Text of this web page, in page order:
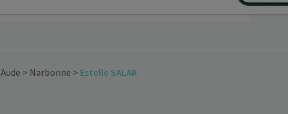
Aude > Narbonne > Estelle SALAR